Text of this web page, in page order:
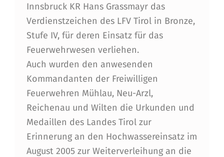
Innsbruck KR Hans Grassmayr das
Verdienstzeichen des LFV Tirol in Bronze,
Stufe IV, für deren Einsatz für das
Feuerwehrwesen verliehen.
Auch wurden den anwesenden
Kommandanten der Freiwilligen
Feuerwehren Mühlau, Neu-Arzl,
Reichenau und Wilten die Urkunden und
Medaillen des Landes Tirol zur
Erinnerung an den Hochwassereinsatz im
August 2005 zur Weiterverleihung an die